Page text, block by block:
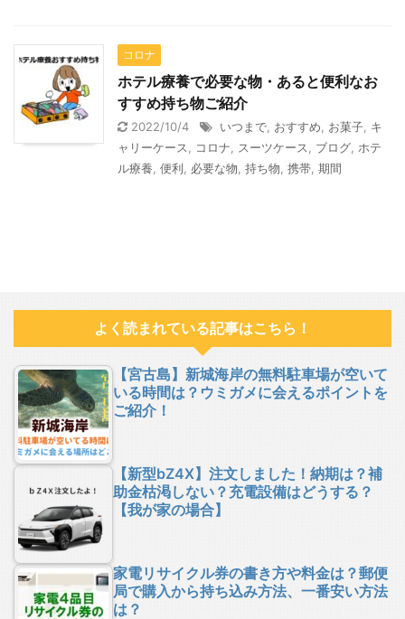
コロナ
ホテル療養で必要な物・あると便利なお
すすめ持ち物ご紹介
2022/10/4 いつまで おすすめ お菓子 キ
ャリーケース
コロナ スーツケース ブログ ホテ
ル療養 便利 必要な物 持ち物 携帯 期間
よく読まれている記事はこちら！
【宮古島】新城海岸の無料駐車場が空いて
いる時間は？ウミガメに会えるポイントを
ご紹介！
【新型bZ4X】注文しました！納期は？補
助金枯渇しない？充電設備はどうする？
【我が家の場合】
家電リサイクル券の書き方や料金は？郵便
局で購入から持ち込み方法、一番安い方法
は？